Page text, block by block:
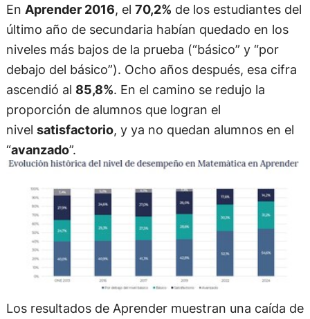
En Aprender 2016, el 70,2% de los estudiantes del
último año de secundaria habían quedado en los
niveles más bajos de la prueba (“básico” y “por
debajo del básico”). Ocho años después, esa cifra
ascendió al 85,8%. En el camino se redujo la
proporción de alumnos que logran el
nivel satisfactorio, y ya no quedan alumnos en el
“avanzado”.
Los resultados de Aprender muestran una caída de